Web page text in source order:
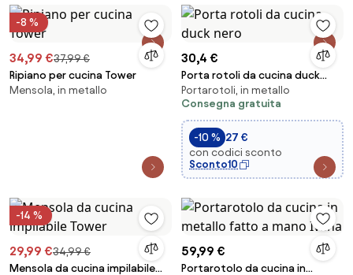
-8 %
34,99 €37,99 €
Ripiano per cucina Tower
Mensola, in metallo
30,4 €
Porta rotoli da cucina duck
nero
Portarotoli, in metallo
Consegna gratuita
-10 % 27 €
con codici sconto
Sconto10
-14 %
29,99 €34,99 €
Mensola da cucina impilabile
59,99 €
Portarotolo da cucina in